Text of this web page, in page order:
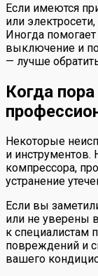
Если имеются
или
Иногда
выключение и
— лучше
Когда
Некоторые
и инструментов.
компрессора,
устранение
Если вы
или не уверены
к специалистам
повреждений и
вашего